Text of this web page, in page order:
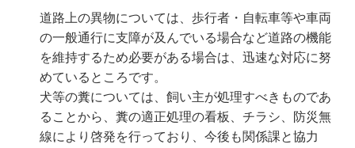
道路上の異物については、歩行者・自転車等や車両
の一般通行に支障が及んでいる場合など道路の機能
を維持するため必要がある場合は、迅速な対応に努
めているところです。
犬等の糞については、飼い主が処理すべきものであ
ることから、糞の適正処理の看板、チラシ、防災無
線により啓発を行っており、今後も関係課と協力